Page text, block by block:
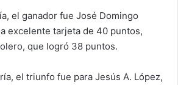
el ganador fue José Domingo
excelente tarjeta de 40 puntos,
que logró 38 puntos.
el triunfo fue para Jesús A. López,